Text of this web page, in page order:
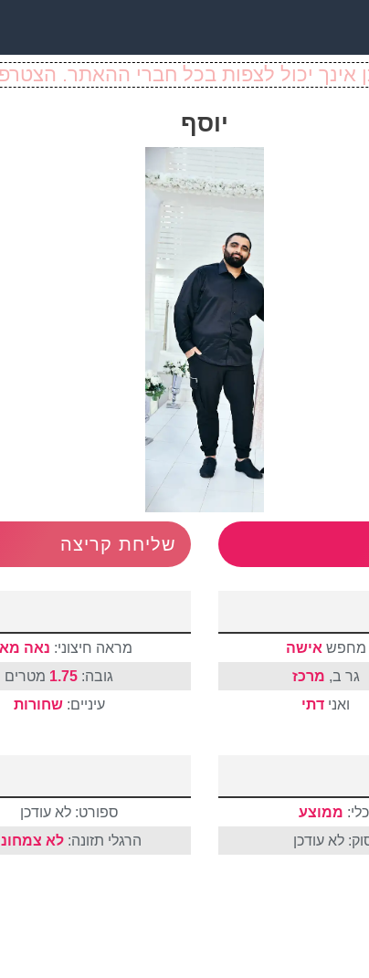
אינך יכול לצפות בכל חברי ההאתר.
יוסף
שליחת קריצה
מחפש אישה
גר ב, מרכז
ואני דתי
מראה חיצוני: נאה
גובה: 1.75 מטרים
עיניים:שחורות
ממוצע
לא עודכן
ספורט: לא עודכן
הרגלי תזונה: לא